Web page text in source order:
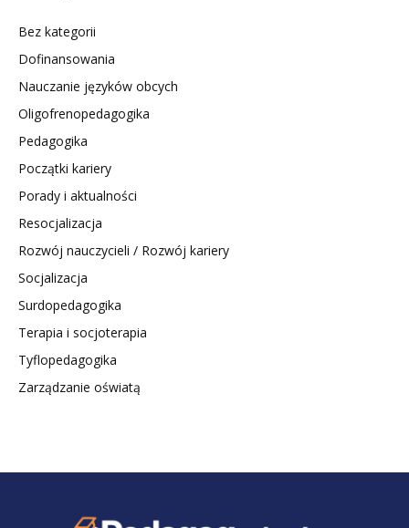
Bez kategorii
Dofinansowania
Nauczanie języków obcych
Oligofrenopedagogika
Pedagogika
Początki kariery
Porady i aktualności
Resocjalizacja
Rozwój nauczycieli / Rozwój kariery
Socjalizacja
Surdopedagogika
Terapia i socjoterapia
Tyflopedagogika
Zarządzanie oświatą